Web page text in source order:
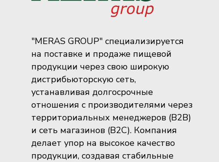
"MERAS GROUP" специализируется
на поставке и продаже пищевой
продукции через свою широкую
дистрибьюторскую сеть,
устанавливая долгосрочные
отношения с производителями через
территориальных менеджеров (B2B)
и сеть магазинов (B2C). Компания
делает упор на высокое качество
продукции, создавая стабильные